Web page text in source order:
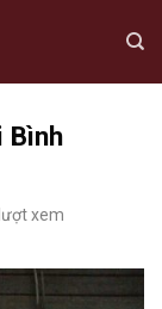
Bình
xem